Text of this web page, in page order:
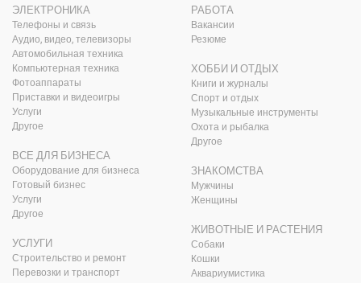
ЭЛЕКТРОНИКА
Телефоны и связь
Аудио, видео, телевизоры
Автомобильная техника
Компьютерная техника
Фотоаппараты
Приставки и видеоигры
Услуги
Другое
ВСЕ ДЛЯ БИЗНЕСА
Оборудование для бизнеса
Готовый бизнес
Услуги
Другое
УСЛУГИ
Строительство и ремонт
Перевозки и транспорт
РАБОТА
Вакансии
Резюме
ХОББИ И ОТДЫХ
Книги и журналы
Спорт и отдых
Музыкальные инструменты
Охота и рыбалка
Другое
ЗНАКОМСТВА
Мужчины
Женщины
ЖИВОТНЫЕ И РАСТЕНИЯ
Собаки
Кошки
Аквариумистика